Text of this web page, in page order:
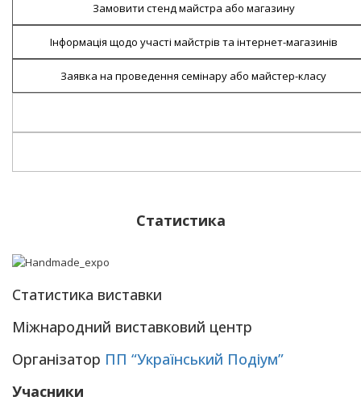
Замовити стенд майстра або магазину
Інформація щодо участі майстрів та інтернет-магазинів
Заявка на проведення семінару або майстер-класу
Статистика
Статистика виставки
Міжнародний виставковий центр
Організатор ПП “Український Подіум”
Учасники